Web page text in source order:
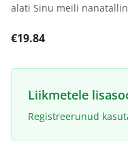
alati Sinu meili
€19.84
Liikmetele
Registreerunud